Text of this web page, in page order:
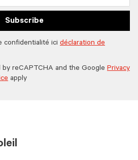
Subscribe
confidentialité ici déclaration de
reCAPTCHA and the Google Privacy
apply